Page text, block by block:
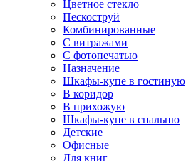
Цветное стекло
Пескоструй
Комбинированные
С витражами
С фотопечатью
Назначение
Шкафы-купе в гостиную
В коридор
В прихожую
Шкафы-купе в спальню
Детские
Офисные
Для книг